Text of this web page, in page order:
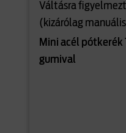
Váltásra
(kizárólag
Mini acél pótkerék
gumival